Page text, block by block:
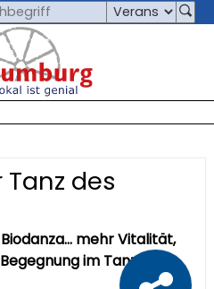
Tanz des
mehr Vitalität,
im Tanz